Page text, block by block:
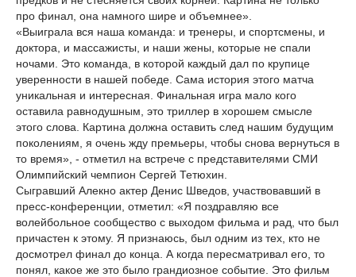
про финал, она намного шире и объемнее».
«Выиграла вся наша команда: и тренеры, и спортсмены, и
доктора, и массажисты, и наши жены, которые не спали
ночами. Это команда, в которой каждый дал по крупице
уверенности в нашей победе. Сама история этого матча
уникальная и интересная. Финальная игра мало кого
оставила равнодушным, это триллер в хорошем смысле
этого слова. Картина должна оставить след нашим будущим
поколениям, я очень жду премьеры, чтобы снова вернуться в
то время», - отметил на встрече с представителями СМИ
Олимпийский чемпион Сергей Тетюхин.
Сыгравший Алекно актер Денис Шведов, участвовавший в
пресс-конференции, отметил: «Я поздравляю все
волейбольное сообщество с выходом фильма и рад, что был
причастен к этому. Я признаюсь, был одним из тех, кто не
досмотрел финал до конца. А когда пересматривал его, то
понял, какое же это было грандиозное событие. Это фильм